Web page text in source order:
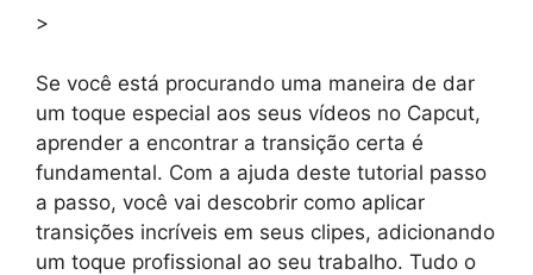
>
Se você está procurando uma maneira de dar
um toque especial aos seus vídeos no Capcut,
aprender a encontrar a transição certa é
fundamental. Com a ajuda deste tutorial passo
a passo, você vai descobrir como aplicar
transições incríveis em seus clipes, adicionando
um toque profissional ao seu trabalho. Tudo o